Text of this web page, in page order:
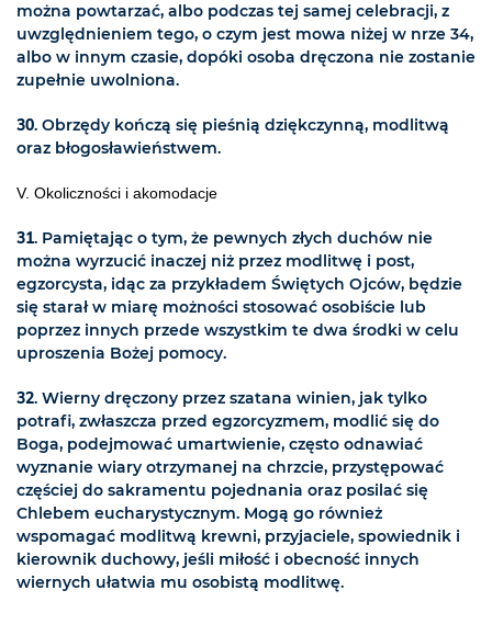
można powtarzać, albo podczas tej samej celebracji, z
uwzględnieniem tego, o czym jest mowa niżej w nrze 34,
albo w innym czasie, dopóki osoba dręczona nie zostanie
zupełnie uwolniona.
30. Obrzędy kończą się pieśnią dziękczynną, modlitwą
oraz błogosławieństwem.
V. Okoliczności i akomodacje
31. Pamiętając o tym, że pewnych złych duchów nie
można wyrzucić inaczej niż przez modlitwę i post,
egzorcysta, idąc za przykładem Świętych Ojców, będzie
się starał w miarę możności stosować osobiście lub
poprzez innych przede wszystkim te dwa środki w celu
uproszenia Bożej pomocy.
32. Wierny dręczony przez szatana winien, jak tylko
potrafi, zwłaszcza przed egzorcyzmem, modlić się do
Boga, podejmować umartwienie, często odnawiać
wyznanie wiary otrzymanej na chrzcie, przystępować
częściej do sakramentu pojednania oraz posilać się
Chlebem eucharystycznym. Mogą go również
wspomagać modlitwą krewni, przyjaciele, spowiednik i
kierownik duchowy, jeśli miłość i obecność innych
wiernych ułatwia mu osobistą modlitwę.